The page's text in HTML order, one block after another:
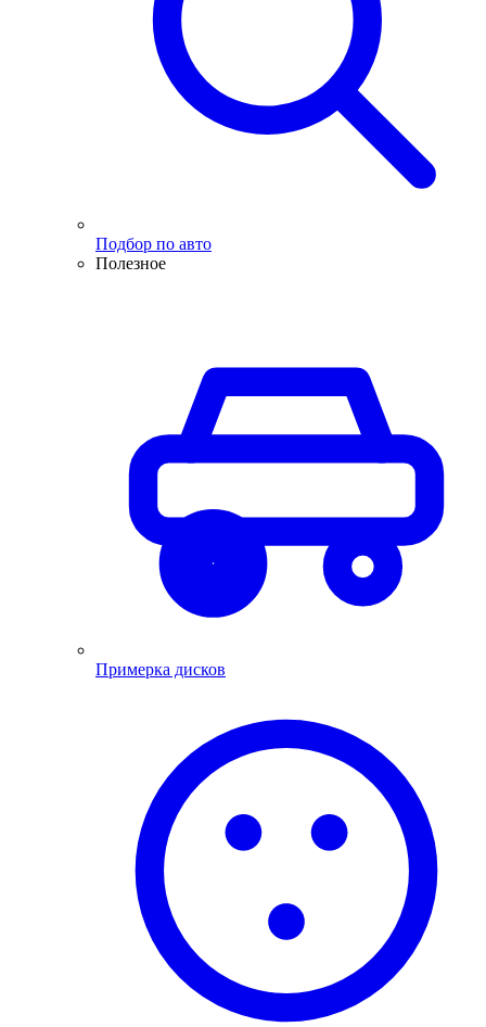
Подбор по авто
Полезное
Примерка дисков